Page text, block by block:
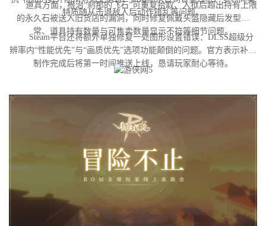
特质随从击退敌人后动作错乱等问题。
道具方面，根治“刹那的飞石”可重复拾取、入狱后超出持有上限
的永久石被送入旧货店的漏洞，同时修复佩戴头盔隐藏后发型异
常、道具持有数量与可售卖数量显示不符等细节问题。
Steam平台还将额外单独修复一处图形设置错误：DLSS超级分
辨率内“性能优先”与“画质优先”选项功能颠倒的问题。官方表示补丁
制作完成后将第一时间推送上线，恳请玩家耐心等待。